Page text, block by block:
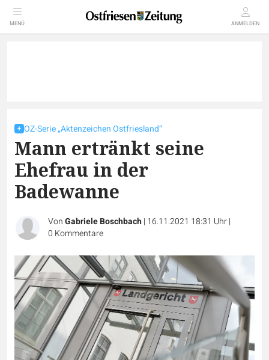
MENÜ ANMELDEN
OZ-Serie „Aktenzeichen Ostfriesland“
Mann ertränkt seine
Ehefrau in der
Badewanne
VonGabriele Boschbach| 16.11.2021 18:31 Uhr|
0 Kommentare